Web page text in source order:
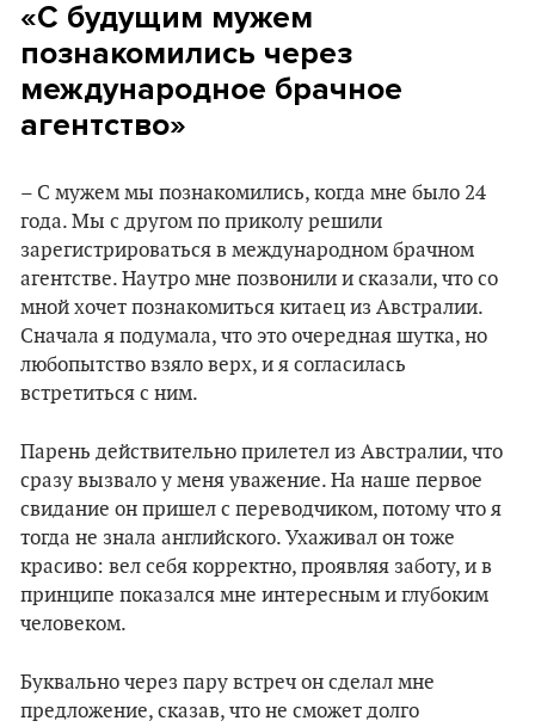
«С будущим мужем
познакомились через
международное брачное
агентство»
– С мужем мы познакомились, когда мне было 24
года. Мы с другом по приколу решили
зарегистрироваться в международном брачном
агентстве. Наутро мне позвонили и сказали, что со
мной хочет познакомиться китаец из Австралии.
Сначала я подумала, что это очередная шутка, но
любопытство взяло верх, и я согласилась
встретиться с ним.
Парень действительно прилетел из Австралии, что
сразу вызвало у меня уважение. На наше первое
свидание он пришел с переводчиком, потому что я
тогда не знала английского. Ухаживал он тоже
красиво: вел себя корректно, проявляя заботу, и в
принципе показался мне интересным и глубоким
человеком.
Буквально через пару встреч он сделал мне
предложение, сказав, что не сможет долго